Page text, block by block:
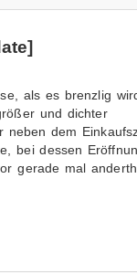
als es brenzlig
und dichter
neben dem
bei dessen
gerade mal